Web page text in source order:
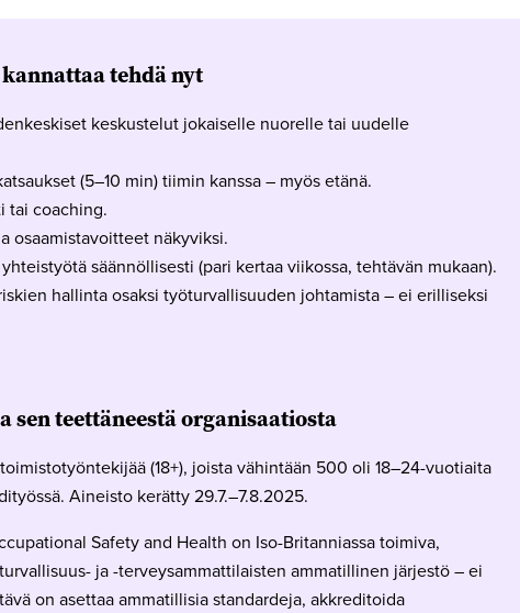
tehdä nyt
keskustelut jokaiselle nuorelle tai uudelle
(5–10 min) tiimin kanssa – myös etänä.
tai coaching.
osaamistavoitteet näkyviksi.
säännöllisesti (pari kertaa viikossa, tehtävän mukaan).
hallinta osaksi työturvallisuuden johtamista – ei erilliseksi
sen teettäneestä organisaatiosta
(18+), joista vähintään 500 oli 18–24-vuotiaita
Aineisto kerätty 29.7.–7.8.2025.
Safety and Health on Iso-Britanniassa toimiva,
ja -terveysammattilaisten ammatillinen järjestö – ei
on asettaa ammatillisia standardeja, akkreditoida